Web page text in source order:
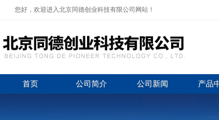
您好，欢迎进入北京同德创业科技有限公司网站！
首页 公司简介 公司新闻 产品